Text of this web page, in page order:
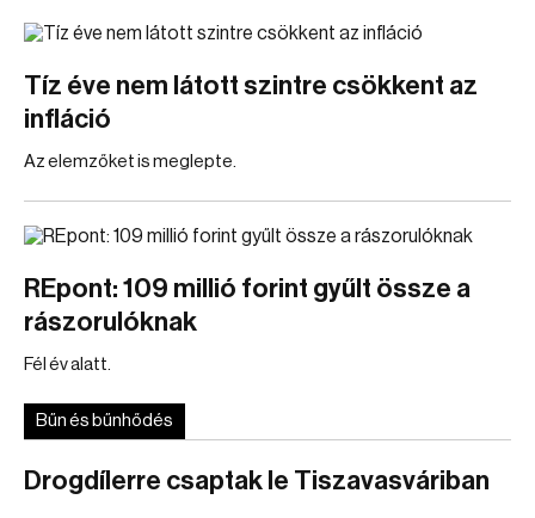
Tíz éve nem látott szintre csökkent az
infláció
Az elemzőket is meglepte.
REpont: 109 millió forint gyűlt össze a
rászorulóknak
Fél év alatt.
Bűn és bűnhődés
Drogdílerre csaptak le Tiszavasváriban